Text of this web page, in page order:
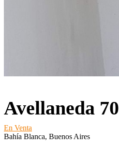
Avellaneda 70
En Venta
Bahía Blanca, Buenos Aires